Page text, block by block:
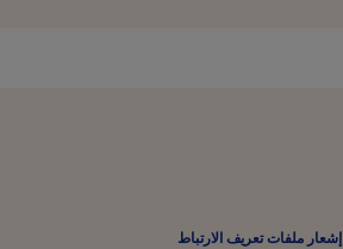
إشعار ملفات تعريف الارتباط